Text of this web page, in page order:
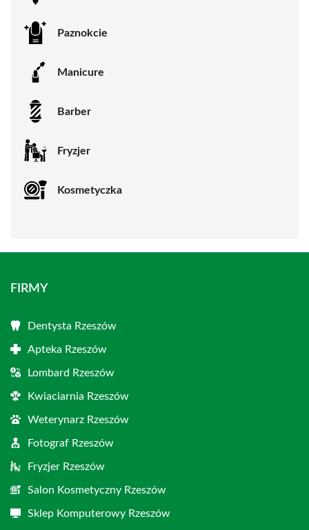
Paznokcie
Manicure
Barber
Fryzjer
Kosmetyczka
FIRMY
Dentysta Rzeszów
Apteka Rzeszów
Lombard Rzeszów
Kwiaciarnia Rzeszów
Weterynarz Rzeszów
Fotograf Rzeszów
Fryzjer Rzeszów
Salon Kosmetyczny Rzeszów
Sklep Komputerowy Rzeszów